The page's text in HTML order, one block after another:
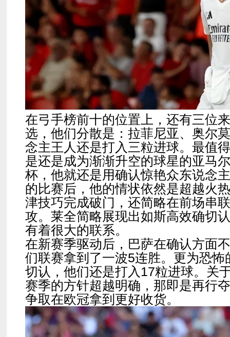
在弓手榜前十的位置上，还有三位
选，他们分散是：拉菲尼亚、奥尔
念主王人还是打入三粒进球。最值
是还是成为渐渐升空的球星的亚马
杯，他就还是用确认惊艳众东说念
的比赛后，他的情状依然是超越火
津技巧完成破门，还简略在前场串
攻。莱全简略展现出如斯高效确切
有着很大的联系。
在新赛季驱动后，巴萨在确认方面
们联赛拿到了一波5连胜。更为恐怖
切认，他们还是打入17粒进球。关
赛季的方针超越明确，那即是再行
争取在欧冠拿到更好收货。